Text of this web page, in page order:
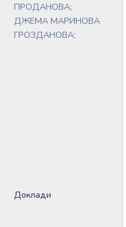
ПРОДАНОВА;
ДЖЕМА МАРИНОВА
ГРОЗДАНОВА;
Доклади